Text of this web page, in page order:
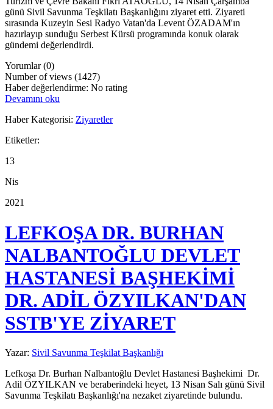
günü Sivil Savunma Teşkilatı Başkanlığını ziyaret etti. Ziyareti
sırasında Kuzeyin Sesi Radyo Vatan'da Levent ÖZADAM'ın
hazırlayıp sunduğu Serbest Kürsü programında konuk olarak
gündemi değerlendirdi.
Yorumlar (0)
Number of views (1427)
Haber değerlendirme: No rating
Devamını oku
Haber Kategorisi: Ziyaretler
Etiketler:
13
Nis
2021
LEFKOŞA DR. BURHAN
NALBANTOĞLU DEVLET
HASTANESİ BAŞHEKİMİ
DR. ADİL ÖZYILKAN'DAN
SSTB'YE ZİYARET
Yazar: Sivil Savunma Teşkilat Başkanlığı
Lefkoşa Dr. Burhan Nalbantoğlu Devlet Hastanesi Başhekimi Dr.
Adil ÖZYILKAN ve beraberindeki heyet, 13 Nisan Salı günü Sivil
Savunma Teşkilatı Başkanlığı'na nezaket ziyaretinde bulundu.